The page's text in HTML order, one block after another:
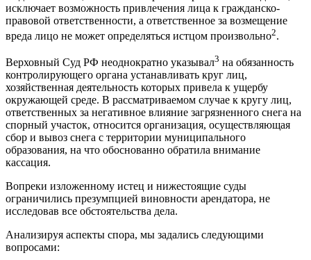
исключает возможность привлечения лица к гражданско-
правовой ответственности, а ответственное за возмещение
вреда лицо не может определяться истцом произвольно2.
Верховный Суд РФ неоднократно указывал3 на обязанность
контролирующего органа устанавливать круг лиц,
хозяйственная деятельность которых привела к ущербу
окружающей среде. В рассматриваемом случае к кругу лиц,
ответственных за негативное влияние загрязненного снега на
спорный участок, относится организация, осуществляющая
сбор и вывоз снега с территории муниципального
образования, на что обоснованно обратила внимание
кассация.
Вопреки изложенному истец и нижестоящие суды
ограничились презумпцией виновности арендатора, не
исследовав все обстоятельства дела.
Анализируя аспекты спора, мы задались следующими
вопросами: